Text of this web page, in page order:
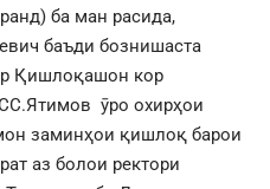
ба ман расида,
баъди бознишаста
Қишлоқашон кор
ӯро охирҳои
заминҳои қишлоқ барои
аз болои ректори